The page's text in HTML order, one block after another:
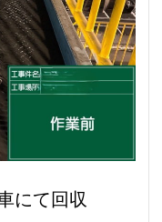
にて回収